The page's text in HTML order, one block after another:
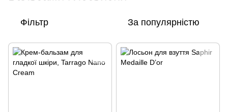
Фільтр За популярністю